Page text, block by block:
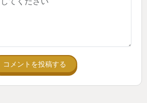
コメントを投稿する